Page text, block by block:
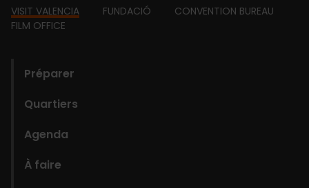
Footer
VISIT VALENCIA FUNDACIÓ
CONVENTION BUREAU
FILM OFFICE
Préparer
Quartiers
Agenda
À faire